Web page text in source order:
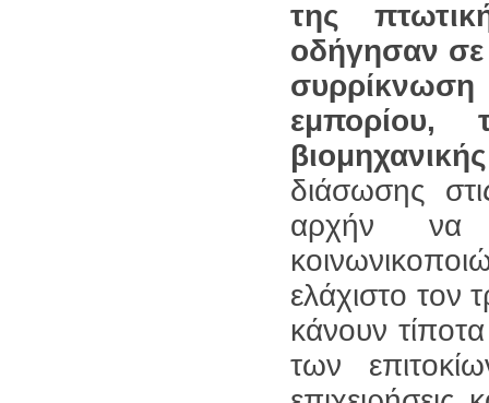
της
οδήγησαν
συρρίκνωση
διάσωσης
αρχήν να
ελάχιστο τον
κάνουν
των